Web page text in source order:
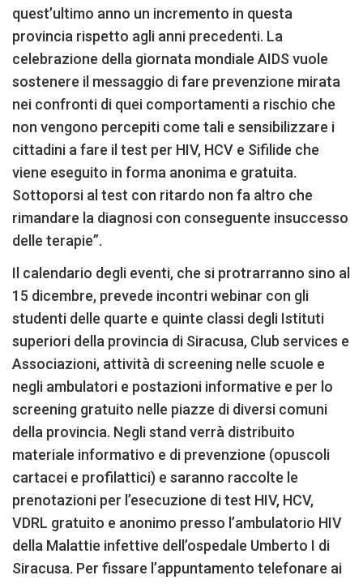
quest’ultimo anno un incremento in questa
provincia rispetto agli anni precedenti. La
celebrazione della giornata mondiale AIDS vuole
sostenere il messaggio di fare prevenzione mirata
nei confronti di quei comportamenti a rischio che
non vengono percepiti come tali e sensibilizzare i
cittadini a fare il test per HIV, HCV e Sifilide che
viene eseguito in forma anonima e gratuita.
Sottoporsi al test con ritardo non fa altro che
rimandare la diagnosi con conseguente insuccesso
delle terapie”.
Il calendario degli eventi, che si protrarranno sino al
15 dicembre, prevede incontri webinar con gli
studenti delle quarte e quinte classi degli Istituti
superiori della provincia di Siracusa, Club services e
Associazioni, attività di screening nelle scuole e
negli ambulatori e postazioni informative e per lo
screening gratuito nelle piazze di diversi comuni
della provincia. Negli stand verrà distribuito
materiale informativo e di prevenzione (opuscoli
cartacei e profilattici) e saranno raccolte le
prenotazioni per l’esecuzione di test HIV, HCV,
VDRL gratuito e anonimo presso l’ambulatorio HIV
della Malattie infettive dell’ospedale Umberto I di
Siracusa. Per fissare l’appuntamento telefonare ai